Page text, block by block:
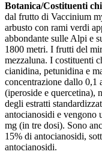
Botanica/Costituenti
dal frutto di Vaccinium
arbusto con rami verdi
abbondante sulle Alpi e
1800 metri. I frutti del
mezzaluna. I costituenti
cianidina, petunidina e
concentrazione dallo 0,1
(iperoside e quercetina),
degli estratti
antocianosidi e vengono
mg (in tre dosi). Sono
15% di antocianosidi,
antocianosidi.